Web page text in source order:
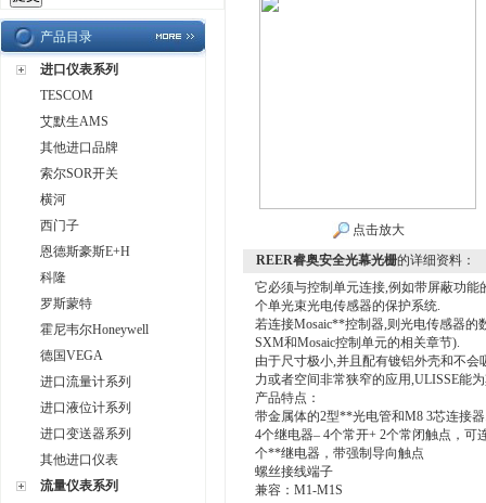
产品目录
进口仪表系列
TESCOM
艾默生AMS
其他进口品牌
索尔SOR开关
横河
西门子
恩德斯豪斯E+H
科隆
罗斯蒙特
霍尼韦尔Honeywell
德国VEGA
进口流量计系列
进口液位计系列
进口变送器系列
其他进口仪表
流量仪表系列
点击放大
REER睿奥安全光幕光栅的详细资料：
它必须与控制单元连接,例如带屏蔽功能
个单光束光电传感器的保护系统.
若连接Mosaic**控制器,则光电传感器
SXM和Mosaic控制单元的相关章节).
由于尺寸极小,并且配有镀铝外壳和不
力或者空间非常狭窄的应用,ULISSE能
产品特点：
带金属体的2型**光电管和M8 3芯连接
4个继电器– 4个常开+ 2个常闭触点，可
个**继电器，带强制导向触点
螺丝接线端子
兼容：M1-M1S